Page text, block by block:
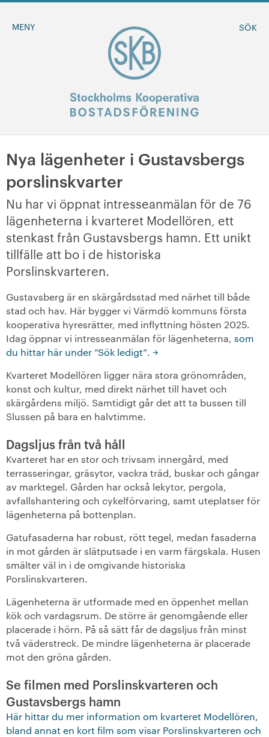
SÖK
MENY
BLI MEDLEM
+
Om oss
Sök ledigt
+
Våra bostäder
Vår boendeform
Jobba hos oss
Nya lägenheter i Gustavsbergs
porslinskvarter
Nu har vi öppnat intresseanmälan för de 76
lägenheterna i kvarteret Modellören, ett
stenkast från Gustavsbergs hamn. Ett unikt
tillfälle att bo i de historiska
Porslinskvarteren.
Gustavsberg är en skärgårdsstad med närhet till både
stad och hav. Här bygger vi Värmdö kommuns första
kooperativa hyresrätter, med inflyttning hösten 2025.
Idag öppnar vi intresseanmälan för lägenheterna, som
du hittar här under ”Sök ledigt”.
Kvarteret Modellören ligger nära stora grönområden,
konst och kultur, med direkt närhet till havet och
skärgårdens miljö. Samtidigt går det att ta bussen till
Slussen på bara en halvtimme.
Dagsljus från två håll
Kvarteret har en stor och trivsam innergård, med
terrasseringar, gräsytor, vackra träd, buskar och gångar
av marktegel. Gården har också lekytor, pergola,
avfallshantering och cykelförvaring, samt uteplatser för
lägenheterna på bottenplan.
Gatufasaderna har robust, rött tegel, medan fasaderna
in mot gården är slätputsade i en varm färgskala. Husen
smälter väl in i de omgivande historiska
Porslinskvarteren.
Lägenheterna är utformade med en öppenhet mellan
kök och vardagsrum. De större är genomgående eller
placerade i hörn. På så sätt får de dagsljus från minst
två väderstreck. De mindre lägenheterna är placerade
mot den gröna gården.
Se filmen med Porslinskvarteren och
Gustavsbergs hamn
Här hittar du mer information om kvarteret Modellören,
bland annat en kort film som visar Porslinskvarteren och